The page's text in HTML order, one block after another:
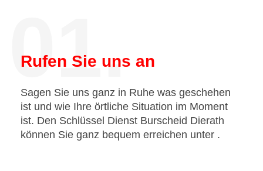
01.
Rufen Sie uns an
Sagen Sie uns ganz in Ruhe was geschehen
ist und wie Ihre örtliche Situation im Moment
ist. Den Schlüssel Dienst Burscheid Dierath
können Sie ganz bequem erreichen unter .